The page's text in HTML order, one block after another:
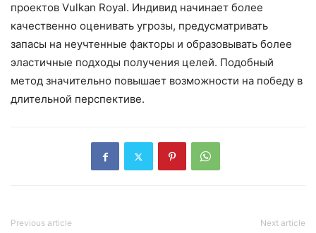
проектов Vulkan Royal. Индивид начинает более
качественно оценивать угрозы, предусматривать
запасы на неучтенные факторы и образовывать более
эластичные подходы получения целей. Подобный
метод значительно повышает возможности на победу в
длительной перспективе.
Previous article Next article